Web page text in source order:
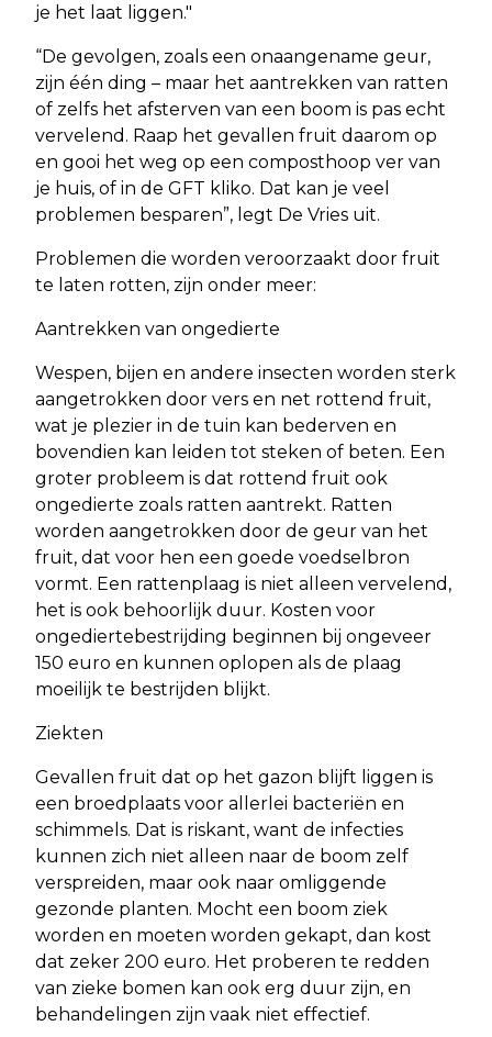
je het laat liggen."
“De gevolgen, zoals een onaangename geur,
zijn één ding – maar het aantrekken van ratten
of zelfs het afsterven van een boom is pas echt
vervelend. Raap het gevallen fruit daarom op
en gooi het weg op een composthoop ver van
je huis, of in de GFT kliko. Dat kan je veel
problemen besparen”, legt De Vries uit.
Problemen die worden veroorzaakt door fruit
te laten rotten, zijn onder meer:
Aantrekken van ongedierte
Wespen, bijen en andere insecten worden sterk
aangetrokken door vers en net rottend fruit,
wat je plezier in de tuin kan bederven en
bovendien kan leiden tot steken of beten. Een
groter probleem is dat rottend fruit ook
ongedierte zoals ratten aantrekt. Ratten
worden aangetrokken door de geur van het
fruit, dat voor hen een goede voedselbron
vormt. Een rattenplaag is niet alleen vervelend,
het is ook behoorlijk duur. Kosten voor
ongediertebestrijding beginnen bij ongeveer
150 euro en kunnen oplopen als de plaag
moeilijk te bestrijden blijkt.
Ziekten
Gevallen fruit dat op het gazon blijft liggen is
een broedplaats voor allerlei bacteriën en
schimmels. Dat is riskant, want de infecties
kunnen zich niet alleen naar de boom zelf
verspreiden, maar ook naar omliggende
gezonde planten. Mocht een boom ziek
worden en moeten worden gekapt, dan kost
dat zeker 200 euro. Het proberen te redden
van zieke bomen kan ook erg duur zijn, en
behandelingen zijn vaak niet effectief.